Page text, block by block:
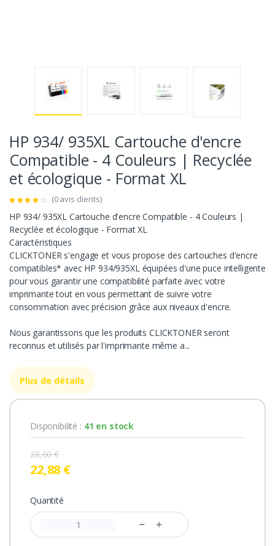
HP 934/ 935XL Cartouche d'encre
Compatible - 4 Couleurs | Recyclée
et écologique - Format XL
(0 avis clients)
HP 934/ 935XL Cartouche d'encre Compatible - 4 Couleurs |
Recyclée et écologique - Format XL
Caractéristiques
CLICKTONER s'engage et vous propose des cartouches d'encre
compatibles* avec HP 934/935XL équipées d'une puce intelligente
pour vous garantir une compatibilité parfaite avec votre
imprimante tout en vous permettant de suivre votre
consommation avec précision grâce aux niveaux d'encre.
Nous garantissons que les produits CLICKTONER seront
reconnus et utilisés par l'imprimante même a...
Plus de détails
Disponibilité : 41 en stock
28,60 €
22,88 €
Quantité